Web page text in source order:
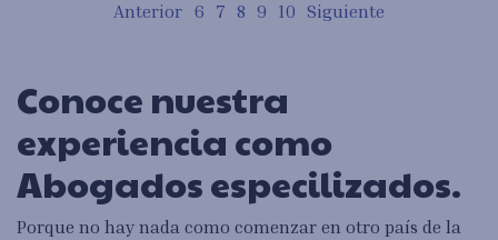
Conoce nuestra
experiencia como
Abogados especilizados.
Porque no hay nada como comenzar en otro país de la